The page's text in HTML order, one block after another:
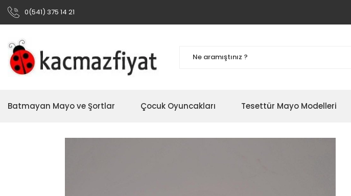
0(541) 375 14 21
Batmayan Mayo ve Şortlar Çocuk Oyuncakları Tesettür Mayo Modelleri